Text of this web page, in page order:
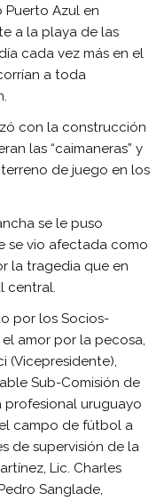
Puerto Azul en
a la playa de las
cada vez más en el
a toda
con la construcción
las “caimaneras” y
de juego en los
se le puso
se vio afectada como
la tragedia que en
central.
por los Socios-
amor por la pecosa,
(Vicepresidente),
Sub-Comisión de
profesional uruguayo
campo de fútbol a
de supervisión de la
Lic. Charles
Sanglade,